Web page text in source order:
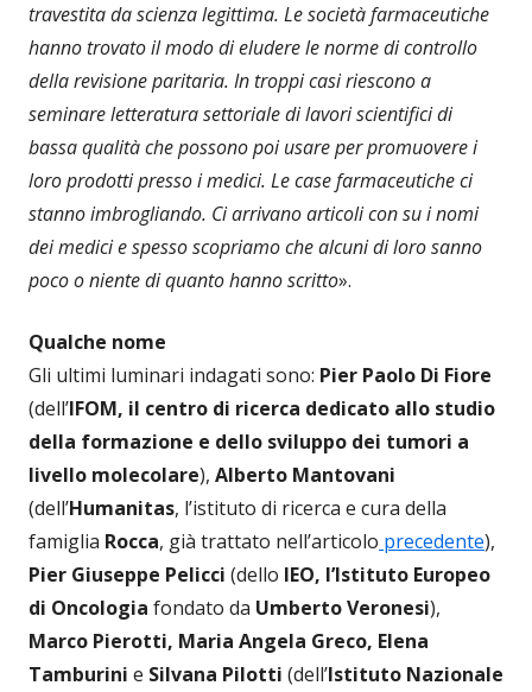
travestita da scienza legittima. Le società farmaceutiche
hanno trovato il modo di eludere le norme di controllo
della revisione paritaria. In troppi casi riescono a
seminare letteratura settoriale di lavori scientifici di
bassa qualità che possono poi usare per promuovere i
loro prodotti presso i medici. Le case farmaceutiche ci
stanno imbrogliando. Ci arrivano articoli con su i nomi
dei medici e spesso scopriamo che alcuni di loro sanno
poco o niente di quanto hanno scritto».
Qualche nome
Gli ultimi luminari indagati sono: Pier Paolo Di Fiore
(dell’IFOM, il centro di ricerca dedicato allo studio
della formazione e dello sviluppo dei tumori a
livello molecolare), Alberto Mantovani
(dell’Humanitas, l’istituto di ricerca e cura della
famiglia Rocca, già trattato nell’articolo precedente),
Pier Giuseppe Pelicci (dello IEO, l’Istituto Europeo
di Oncologia fondato da Umberto Veronesi),
Marco Pierotti, Maria Angela Greco, Elena
Tamburini e Silvana Pilotti (dell’Istituto Nazionale